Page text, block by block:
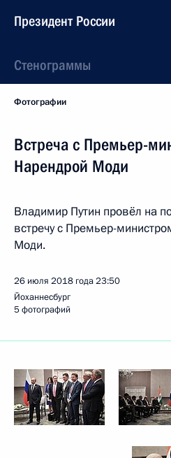
Президент России
Стенограммы
Фотографии
Встреча с Премьер-
Нарендрой Моди
Владимир Путин провёл на
встречу с Премьер-
Моди.
26 июля 2018 года23:50
Йоханнесбург
5 фотографий